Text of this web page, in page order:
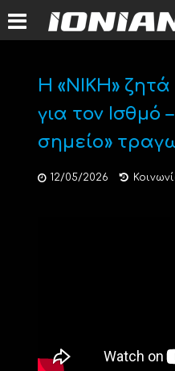
Η «ΝΙΚΗ»
για τον Ισθμό
σημείο»
12/05/2026